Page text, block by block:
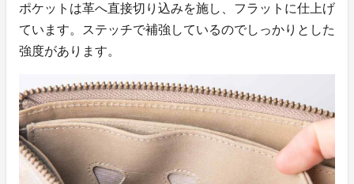
ポケットは革へ直接切り込みを施し、フラットに仕上げ
ています。ステッチで補強しているのでしっかりとした
強度があります。